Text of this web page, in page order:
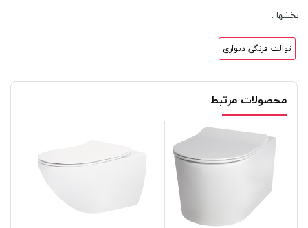
بخشها :
توالت فرنگی دیواری
محصولات مرتبط